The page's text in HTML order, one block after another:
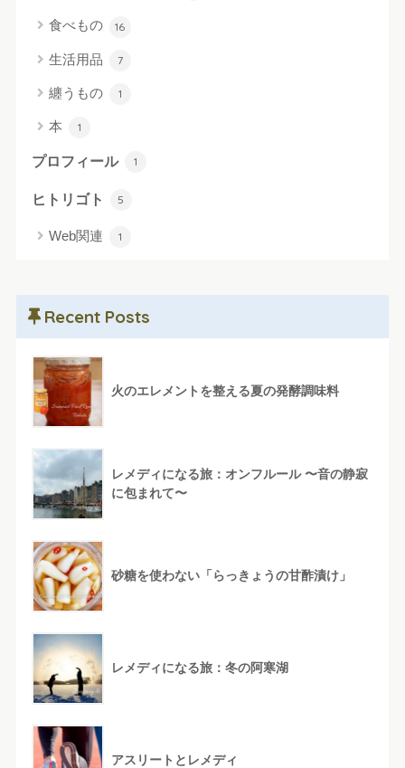
食べもの 16
生活用品 7
纏うもの 1
本 1
プロフィール 1
ヒトリゴト 5
Web関連 1
Recent Posts
火のエレメントを整える夏の発酵調味料
レメディになる旅：オンフルール 〜音の静寂
に包まれて〜
砂糖を使わない「らっきょうの甘酢漬け」
レメディになる旅：冬の阿寒湖
アスリートとレメディ